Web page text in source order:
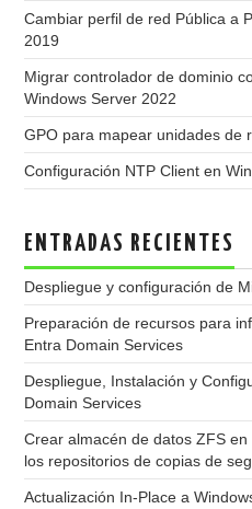
Cambiar perfil de red Pública a
2019
Migrar controlador de dominio
Windows Server 2022
GPO para mapear unidades de
Configuración NTP Client en
ENTRADAS RECIENTES
Despliegue y configuración de
Preparación de recursos para
Entra Domain Services
Despliegue, Instalación y
Domain Services
Crear almacén de datos ZFS
los repositorios de copias de
Actualización In-Place a